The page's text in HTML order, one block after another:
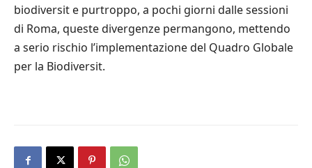
biodiversit e purtroppo, a pochi giorni dalle sessioni
di Roma, queste divergenze permangono, mettendo
a serio rischio l’implementazione del Quadro Globale
per la Biodiversit.